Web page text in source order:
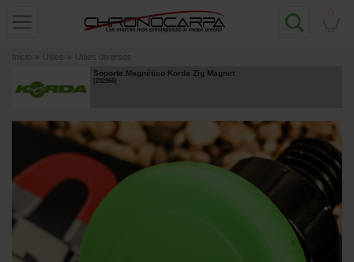
Inicio » Utiles » Utiles diversos
Soporte Magnético Korda Zig Magnet
[232966]